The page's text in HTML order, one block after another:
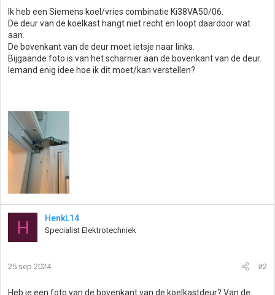
Ik heb een Siemens koel/vries combinatie Ki38VA50/06.
De deur van de koelkast hangt niet recht en loopt daardoor wat
aan.
De bovenkant van de deur moet ietsje naar links.
Bijgaande foto is van het scharnier aan de bovenkant van de deur.
Iemand enig idee hoe ik dit moet/kan verstellen?
H HenkL14
Specialist Elektrotechniek
25 sep 2024 #2
Heb je een foto van de bovenkant van de koelkastdeur? Van de